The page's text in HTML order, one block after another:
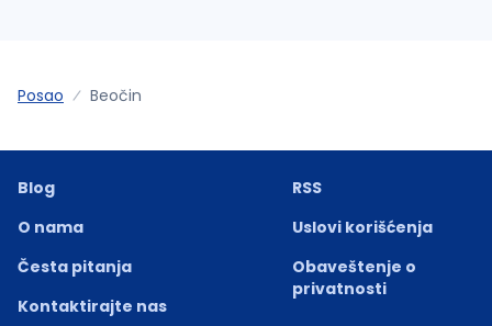
Posao Beočin
Blog
O nama
Česta pitanja
Kontaktirajte nas
RSS
Uslovi korišćenja
Obaveštenje o
privatnosti